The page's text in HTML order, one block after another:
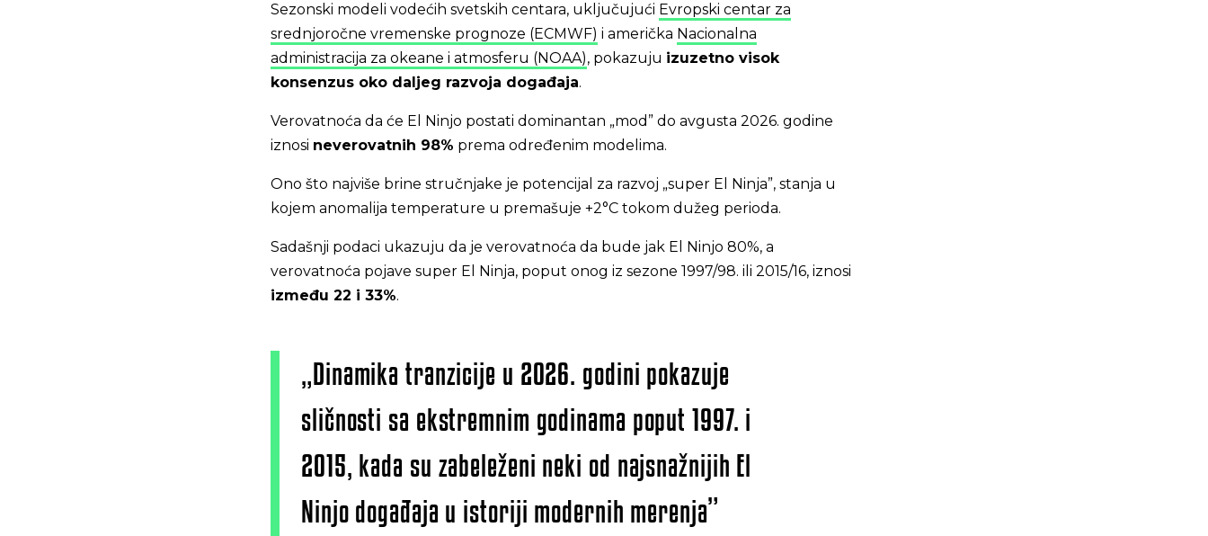
Sezonski modeli vodećih svetskih centara, uključujući Evropski centar za
srednjoročne vremenske prognoze (ECMWF) i američka Nacionalna
administracija za okeane i atmosferu (NOAA), pokazuju izuzetno visok
konsenzus oko daljeg razvoja događaja.
Verovatnoća da će El Ninjo postati dominantan „mod” do avgusta 2026. godine
iznosi neverovatnih 98% prema određenim modelima.
Ono što najviše brine stručnjake je potencijal za razvoj „super El Ninja”, stanja u
kojem anomalija temperature u premašuje +2°C tokom dužeg perioda.
Sadašnji podaci ukazuju da je verovatnoća da bude jak El Ninjo 80%, a
verovatnoća pojave super El Ninja, poput onog iz sezone 1997/98. ili 2015/16, iznosi
između 22 i 33%.
„Dinamika tranzicije u 2026. godini pokazuje
sličnosti sa ekstremnim godinama poput 1997. i
2015, kada su zabeleženi neki od najsnažnijih El
Ninjo događaja u istoriji modernih merenja”